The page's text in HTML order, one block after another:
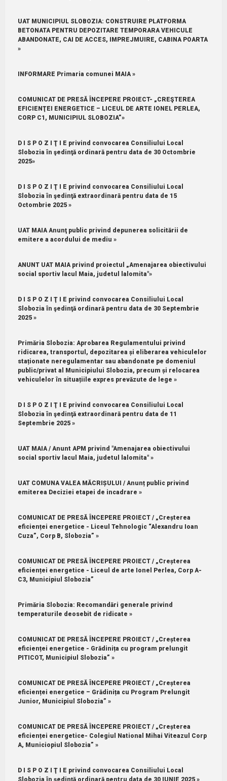
UAT MUNICIPIUL SLOBOZIA: CONSTRUIRE PLATFORMA
BETONATA PENTRU DEPOZITARE TEMPORARA VEHICULE
ABANDONATE, CAI DE ACCES, IMPREJMUIRE, CABINA POARTA
»
INFORMARE Primaria comunei MAIA »
COMUNICAT DE PRESĂ ÎNCEPERE PROIECT- „CREŞTEREA
EFICIENŢEI ENERGETICE – LICEUL DE ARTE IONEL PERLEA,
CORP C1, MUNICIPIUL SLOBOZIA”»
D I S P O Z I Ţ I E privind convocarea Consiliului Local
Slobozia în şedinţă ordinară pentru data de 30 Octombrie
2025»
D I S P O Z I Ţ I E privind convocarea Consiliului Local
Slobozia în şedinţă extraordinară pentru data de 15
Octombrie 2025 »
UAT MAIA Anunţ public privind depunerea solicitării de
emitere a acordului de mediu »
ANUNT UAT MAIA privind proiectul „Amenajarea obiectivului
social sportiv lacul Maia, judetul lalomita"»
D I S P O Z I Ţ I E privind convocarea Consiliului Local
Slobozia în şedinţă ordinară pentru data de 30 Septembrie
2025 »
Primăria Slobozia: Aprobarea Regulamentului privind
ridicarea, transportul, depozitarea și eliberarea vehiculelor
staționate neregulamentar sau abandonate pe domeniul
public/privat al Municipiului Slobozia, precum și relocarea
vehiculelor în situațiile expres prevăzute de lege »
D I S P O Z I Ţ I E privind convocarea Consiliului Local
Slobozia în şedinţă extraordinară pentru data de 11
Septembrie 2025 »
UAT MAIA / Anunt APM privind "Amenajarea obiectivului
social sportiv lacul Maia, judetul lalomita" »
UAT COMUNA VALEA MĂCRIȘULUI / Anunț public privind
emiterea Deciziei etapei de incadrare »
COMUNICAT DE PRESĂ ÎNCEPERE PROIECT / „Creșterea
eficienței energetice - Liceul Tehnologic “Alexandru Ioan
Cuza”, Corp B, Slobozia” »
COMUNICAT DE PRESĂ ÎNCEPERE PROIECT / „Creșterea
eficienței energetice - Liceul de arte Ionel Perlea, Corp A-
C3, Municipiul Slobozia”
Primăria Slobozia: Recomandări generale privind
temperaturile deosebit de ridicate »
COMUNICAT DE PRESĂ ÎNCEPERE PROIECT / „Creșterea
eficienței energetice - Grădinița cu program prelungit
PITICOT, Municipiul Slobozia” »
COMUNICAT DE PRESĂ ÎNCEPERE PROIECT / „Creșterea
eficienței energetice – Grădinița cu Program Prelungit
Junior, Municipiul Slobozia” »
COMUNICAT DE PRESĂ ÎNCEPERE PROIECT / „Creșterea
eficienței energetice- Colegiul National Mihai Viteazul Corp
A, Municiopiul Slobozia” »
D I S P O Z I Ţ I E privind convocarea Consiliului Local
Slobozia în şedinţă ordinară pentru data de 30 IUNIE 2025 »